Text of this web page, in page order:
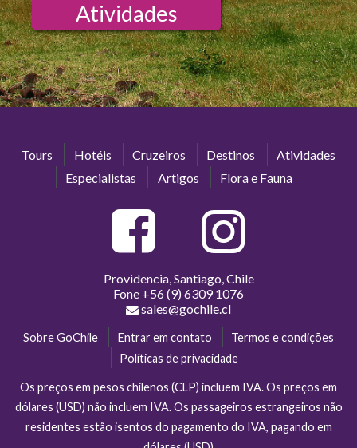
Atividades
Tours Hotéis Cruzeiros Destinos
Atividades
Especialistas
Artigos Flora e Fauna
Providencia, Santiago, Chile
Fone +56 (9) 6309 1076
sales@gochile.cl
Sobre GoChile Entrar em contato
Termos e condições
Políticas de privacidade
Os preços em pesos chilenos (CLP) incluem IVA. Os preços em
dólares (USD) não incluem IVA. Os passageiros estrangeiros não
residentes estão isentos do pagamento do IVA, pagando em